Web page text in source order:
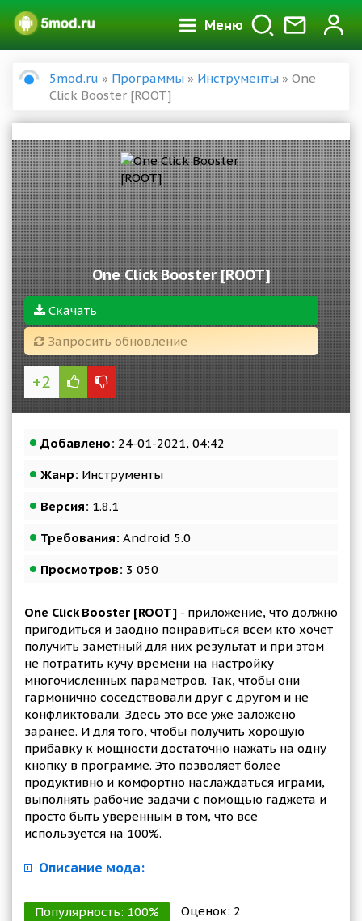
Меню
5mod.ru » Программы » Инструменты » One
Click Booster [ROOT]
One Click Booster [ROOT]
Скачать
Запросить обновление
+2
Добавлено: 24-01-2021, 04:42
Жанр: Инструменты
Версия: 1.8.1
Требования: Android 5.0
Просмотров: 3 050
One Click Booster [ROOT] - приложение, что должно
пригодиться и заодно понравиться всем кто хочет
получить заметный для них результат и при этом
не потратить кучу времени на настройку
многочисленных параметров. Так, чтобы они
гармонично соседствовали друг с другом и не
конфликтовали. Здесь это всё уже заложено
заранее. И для того, чтобы получить хорошую
прибавку к мощности достаточно нажать на одну
кнопку в программе. Это позволяет более
продуктивно и комфортно наслаждаться играми,
выполнять рабочие задачи с помощью гаджета и
просто быть уверенным в том, что всё
используется на 100%.
Описание мода:
Популярность: 100% Оценок: 2